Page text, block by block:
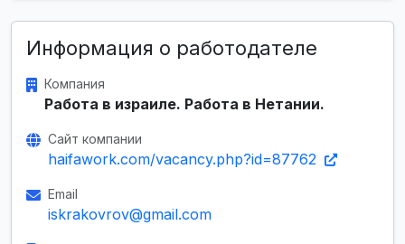
Информация о работодателе
Компания
Работа в израиле. Работа в Нетании.
Сайт компании
haifawork.com/vacancy.php?id=87762
Email
iskrakovrov@gmail.com